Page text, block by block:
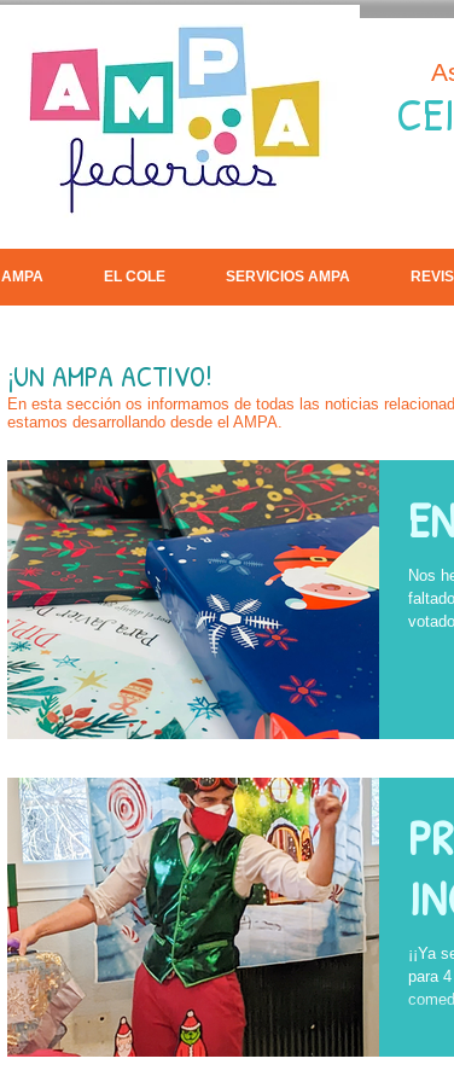
AMPA EL COLE SERVICIOS AMPA
¡UN AMPA ACTIVO!
En esta sección os informamos de todas las noticias
estamos desarrollando desde el AMPA.
Nos
¡¡Ya
para